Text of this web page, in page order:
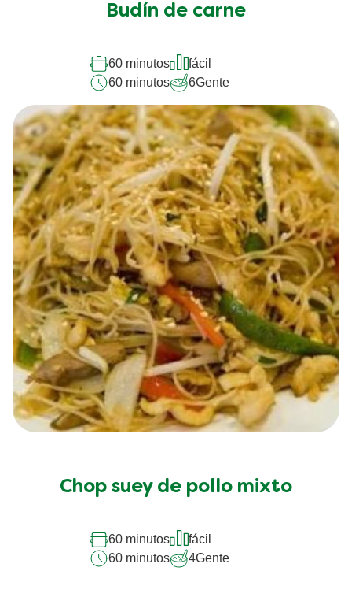
Budín de carne
60 minutos
fácil
60 minutos
6Gente
Chop suey de pollo mixto
60 minutos
fácil
60 minutos
4Gente